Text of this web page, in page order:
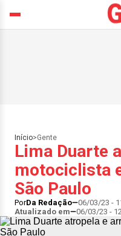
Início>Gente
Lima Duarte
motociclista
São Paulo
PorDa Redação 06/03/23 -
Atualizado em
06/03/23 -